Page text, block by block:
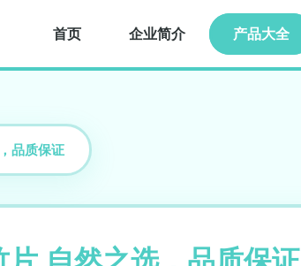
首页 企业简介 产品大全
品质保证